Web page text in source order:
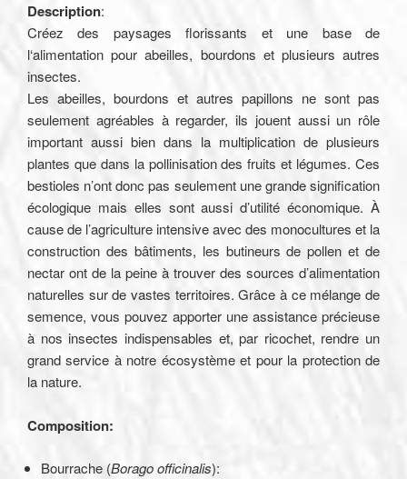
Description:
Créez des paysages florissants et une base de
l‘alimentation pour abeilles, bourdons et plusieurs autres
insectes.
Les abeilles, bourdons et autres papillons ne sont pas
seulement agréables à regarder, ils jouent aussi un rôle
important aussi bien dans la multiplication de plusieurs
plantes que dans la pollinisation des fruits et légumes. Ces
bestioles n’ont donc pas seulement une grande signification
écologique mais elles sont aussi d’utilité économique. À
cause de l’agriculture intensive avec des monocultures et la
construction des bâtiments, les butineurs de pollen et de
nectar ont de la peine à trouver des sources d’alimentation
naturelles sur de vastes territoires. Grâce à ce mélange de
semence, vous pouvez apporter une assistance précieuse
à nos insectes indispensables et, par ricochet, rendre un
grand service à notre écosystème et pour la protection de
la nature.
Composition:
Bourrache (Borago officinalis):